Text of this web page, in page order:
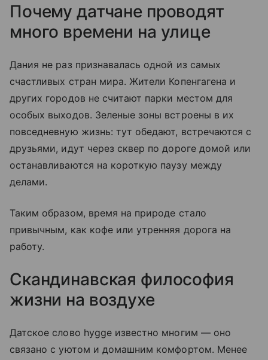
Почему датчане проводят
много времени на улице
Дания не раз признавалась одной из самых
счастливых стран мира. Жители Копенгагена и
других городов не считают парки местом для
особых выходов. Зеленые зоны встроены в их
повседневную жизнь: тут обедают, встречаются с
друзьями, идут через сквер по дороге домой или
останавливаются на короткую паузу между
делами.
Таким образом, время на природе стало
привычным, как кофе или утренняя дорога на
работу.
Скандинавская философия
жизни на воздухе
Датское слово hygge известно многим — оно
связано с уютом и домашним комфортом. Менее